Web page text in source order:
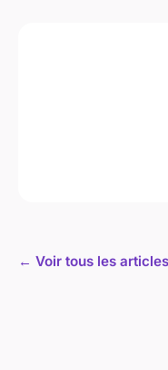
← Voir tous les